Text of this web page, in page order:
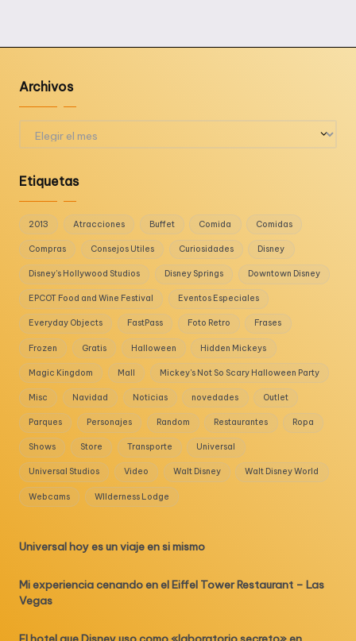
Archivos
Etiquetas
2013 Atracciones Buffet Comida Comidas
Compras Consejos Utiles Curiosidades Disney
Disney's Hollywood Studios Disney Springs Downtown Disney
EPCOT Food and Wine Festival Eventos Especiales
Everyday Objects FastPass Foto Retro Frases
Frozen Gratis Halloween Hidden Mickeys
Magic Kingdom Mall Mickey's Not So Scary Halloween Party
Misc Navidad Noticias novedades Outlet
Parques Personajes Random Restaurantes Ropa
Shows Store Transporte Universal
Universal Studios Video Walt Disney Walt Disney World
Webcams WIlderness Lodge
Universal hoy es un viaje en si mismo
Mi experiencia cenando en el Eiffel Tower Restaurant – Las
Vegas